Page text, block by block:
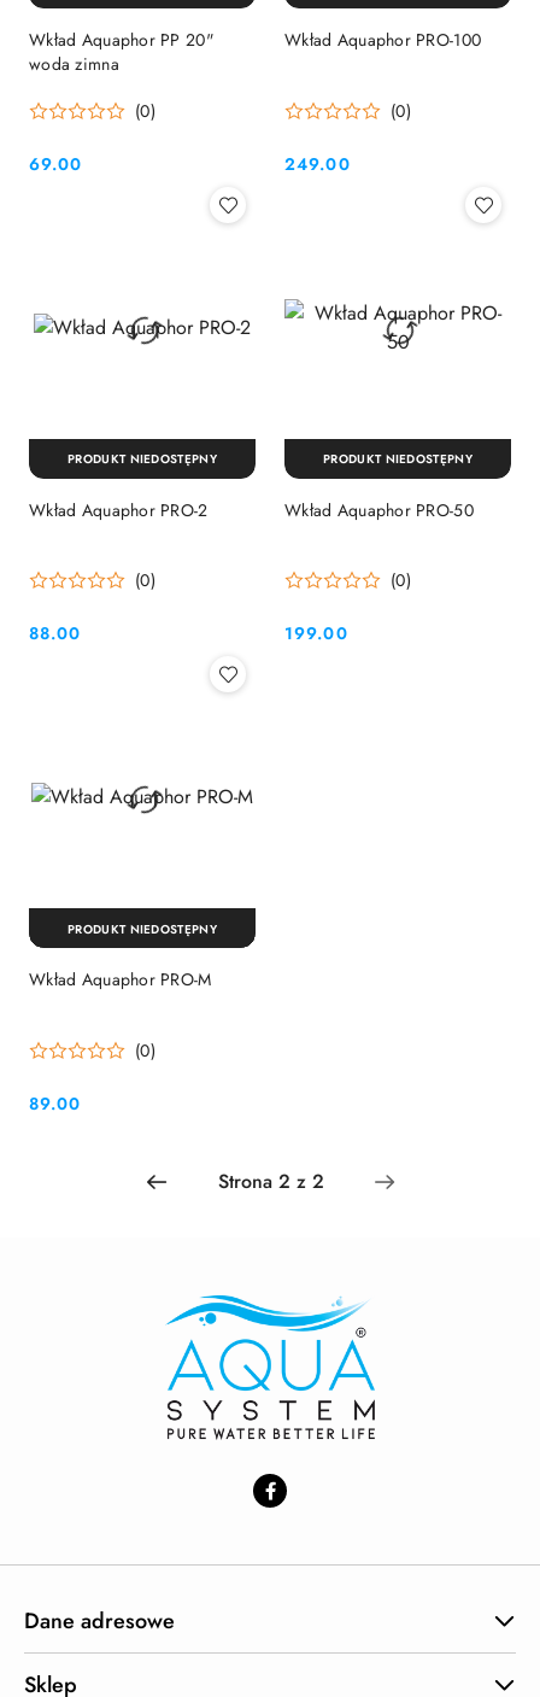
Wkład Aquaphor PP 20"
woda zimna
(0)
Cena:
69.00
Wkład Aquaphor PRO-100
(0)
Cena:
249.00
Wkład Aquaphor PRO-2
(0)
Cena:
88.00
PRODUKT NIEDOSTĘPNY
Wkład Aquaphor PRO-50
(0)
Cena:
199.00
PRODUKT NIEDOSTĘPNY
Wkład Aquaphor PRO-M
(0)
Cena:
89.00
PRODUKT NIEDOSTĘPNY
Dane adresowe
Sklep